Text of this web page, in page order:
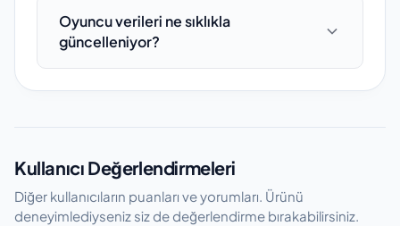
tüm oyuncuların verileri tablo formatında
yan yana gösterilir. Böylece performans ve
özellik karşılaştırması yapabilirsiniz.
pozisyonda oynayan, benzer lig seviyesinde
yer alan ve performans özellikleri açısından
yakın profildeki oyuncular listelenir. Bu
öneriler pozisyon, yaş grubu ve istatistiksel
Oyuncu verileri ne sıklıkla
güncelleniyor?
Önemli transfer veya performans
değişikliklerinde güncellemeler
hızlandırılmaktadır.
Kullanıcı Değerlendirmeleri
Diğer kullanıcıların puanları ve yorumları. Ürünü
deneyimlediyseniz siz de değerlendirme bırakabilirsiniz.